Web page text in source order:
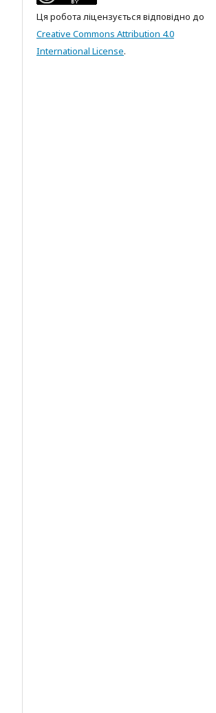
Ця робота ліцензується відповідно до
Creative Commons Attribution 4.0
International License.